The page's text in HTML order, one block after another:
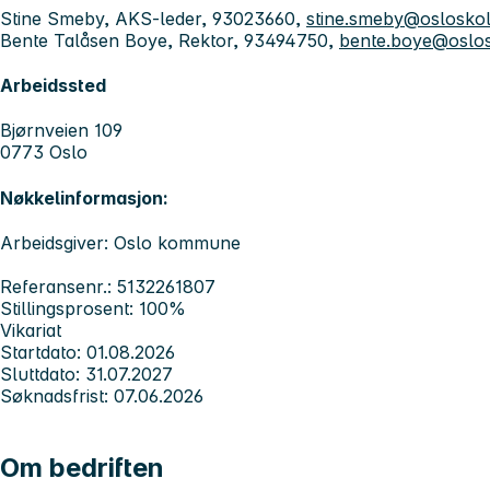
Stine Smeby, AKS-leder, 93023660,
Bente Talåsen Boye, Rektor, 93494750,
Arbeidssted
Bjørnveien 109
0773 Oslo
Nøkkelinformasjon:
Arbeidsgiver: Oslo kommune
Referansenr.: 5132261807
Stillingsprosent: 100%
Vikariat
Startdato: 01.08.2026
Sluttdato: 31.07.2027
Søknadsfrist: 07.06.2026
Om bedriften